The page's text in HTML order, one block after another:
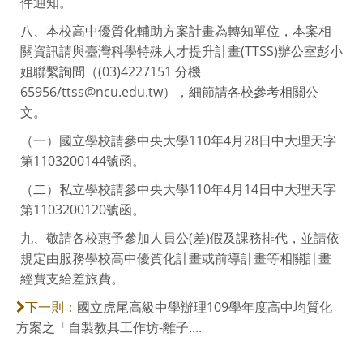
八、本校高中優質化輔助方案計畫為轉知單位，本案相
關資訊請與臺灣科學特殊人才提升計畫(TTSS)辦公室彭小
姐聯繫詢問（(03)4227151 分機
65956/ttss@ncu.edu.tw），細節請各校參考相關公
文。
（一）國立學校請參中央大學110年4月28日中大理天字
第1103200144號函。
（二）私立學校請參中央大學110年4月14日中大理天字
第1103200120號函。
九、敬請各校惠予參加人員公(差)假及課務排代，並請依
規定由服務學校高中優質化計畫或前導計畫等相關計畫
經費支給差旅費。
下一則： 國立虎尾高級中學辦理109學年度高中均質化
方案之「自製教具工作坊-離子....